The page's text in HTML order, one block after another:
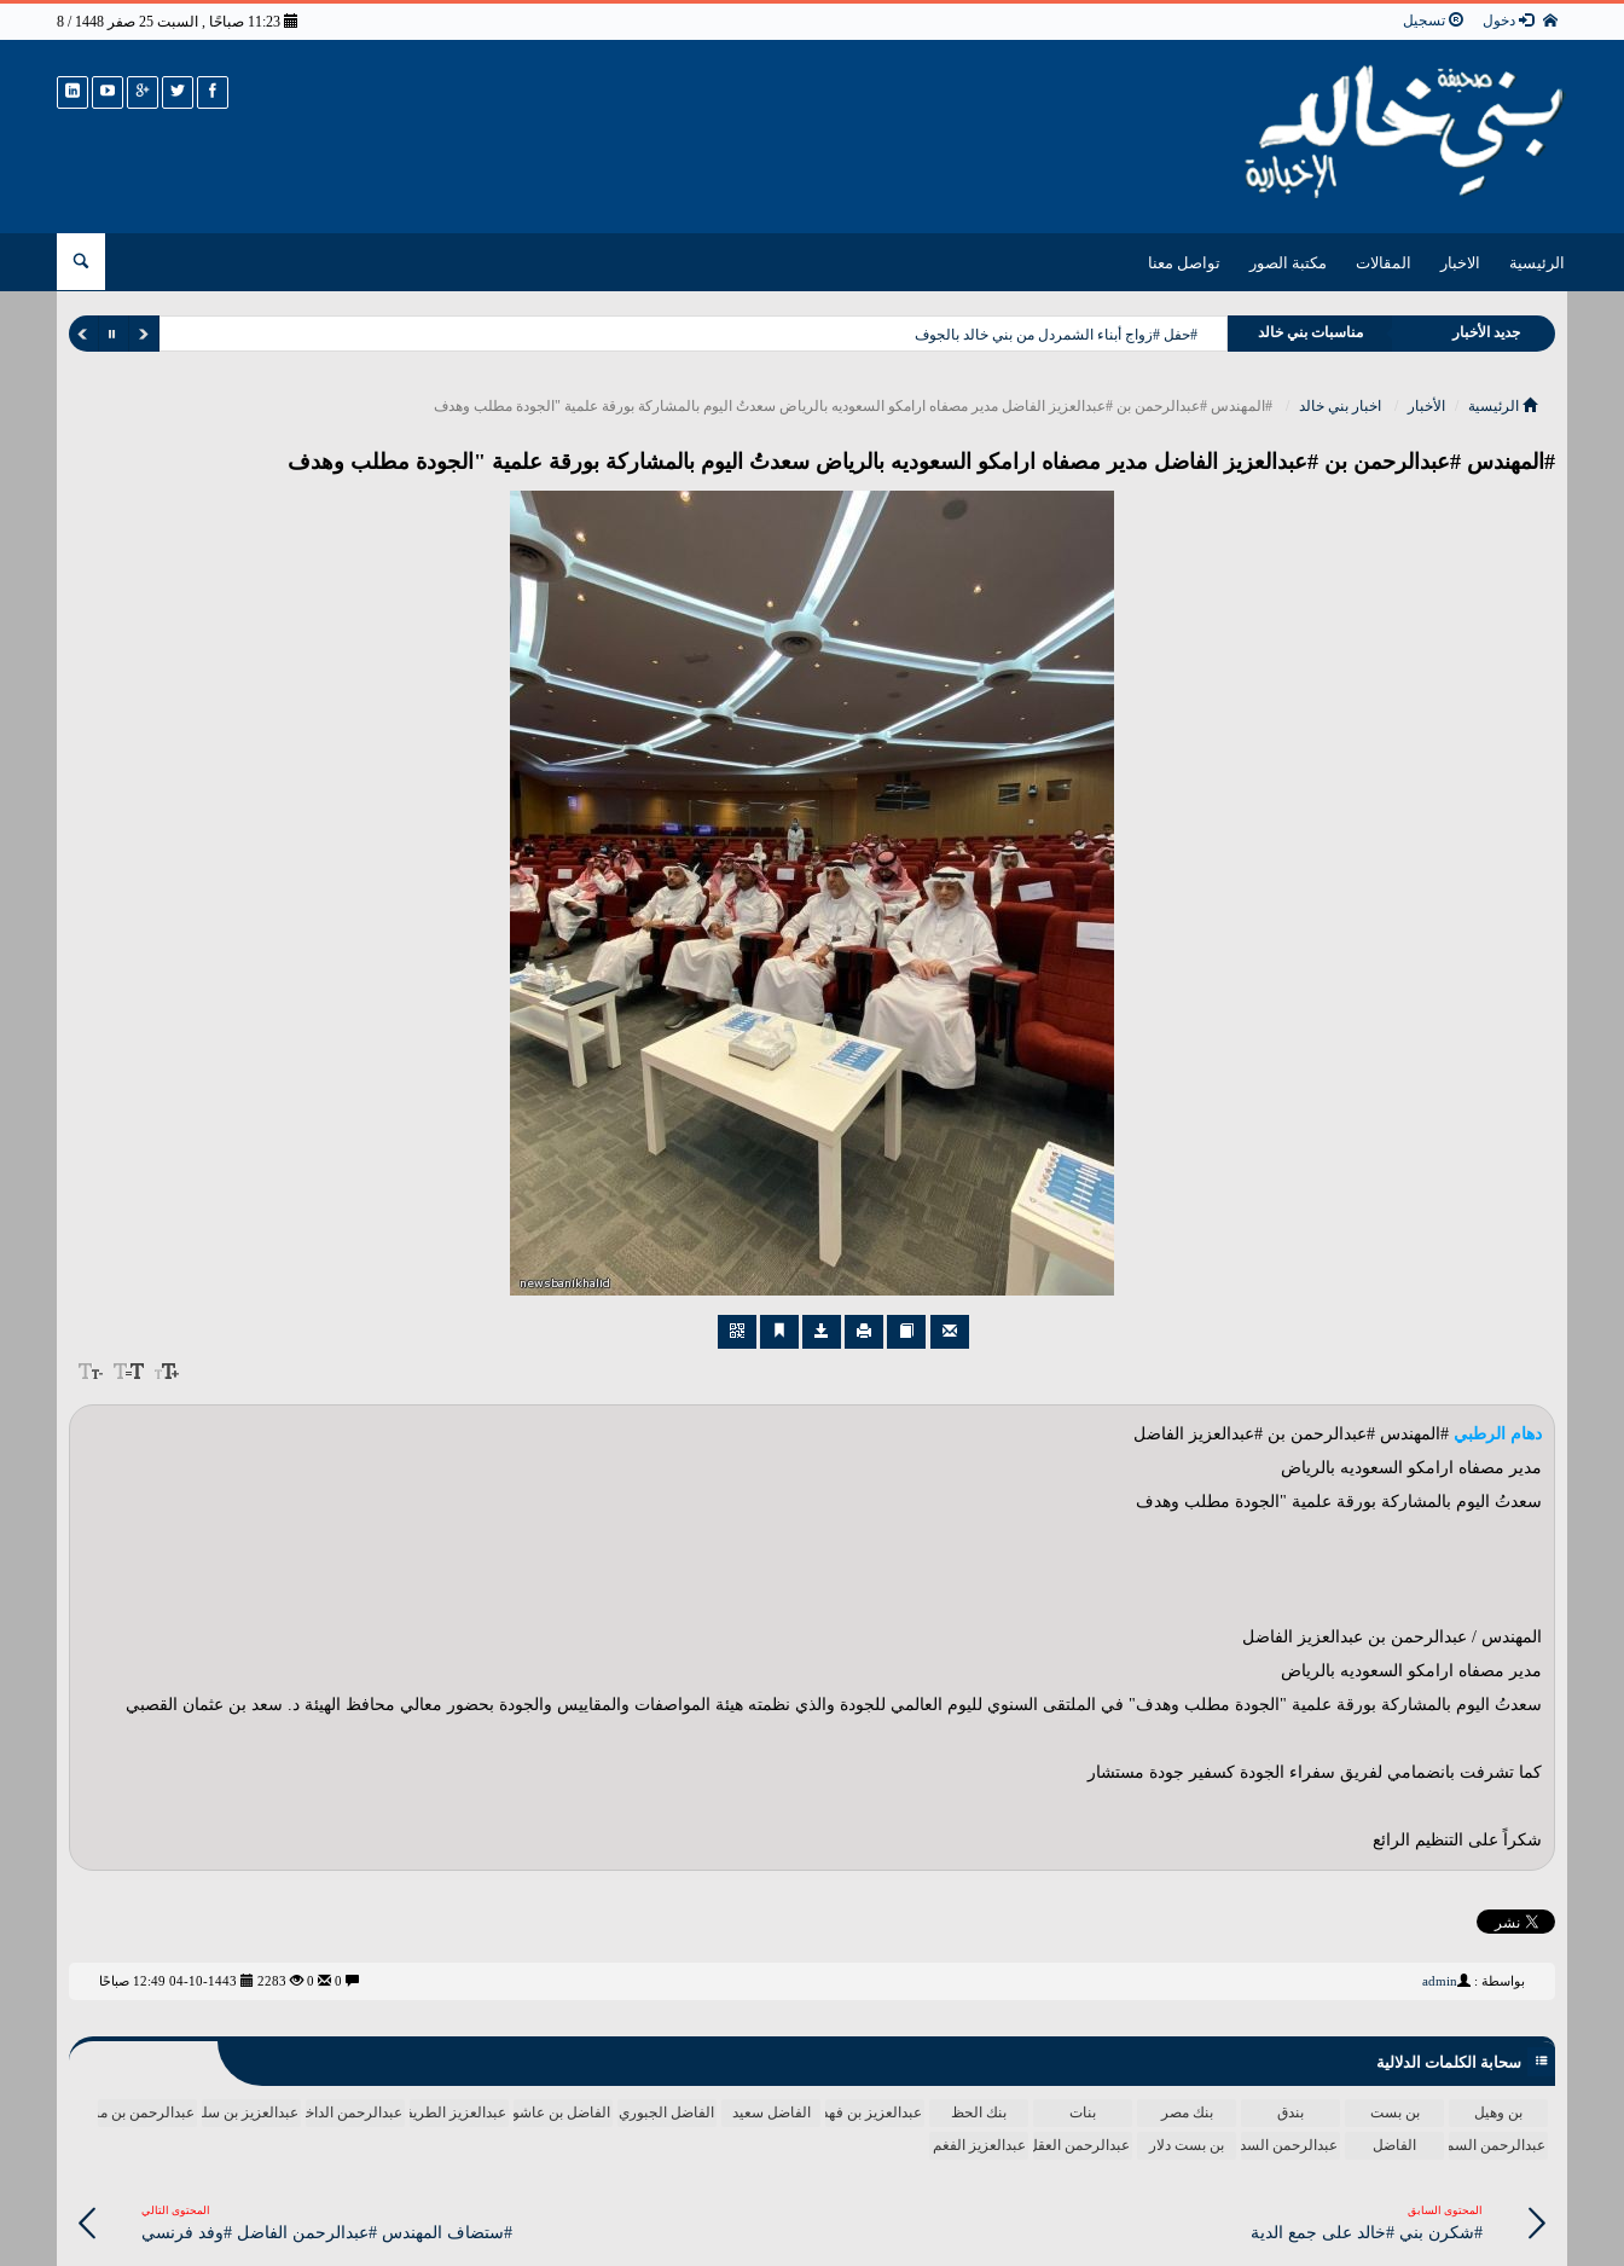
دخول تسجيل
الرئيسية الاخبار المقالات مكتبة الصور تواصل معنا
جديد الأخبار مناسبات بني خالد #حفل #زواج أبناء الشمردل من بني خالد بالجوف
الرئيسية الأخبار اخبار بني خالد #المهندس #عبدالرحمن بن #عبدالعزيز الفاضل مدير مصفاه ارامكو السعوديه بالرياض سعدتُ اليوم بالمشاركة بورقة علمية "الجودة مطلب وهدف
#المهندس #عبدالرحمن بن #عبدالعزيز الفاضل مدير مصفاه ارامكو السعوديه بالرياض سعدتُ اليوم بالمشاركة بورقة علمية "الجودة مطلب وهدف
دهام الرطبي #المهندس #عبدالرحمن بن #عبدالعزيز الفاضل
مدير مصفاه ارامكو السعوديه بالرياض
سعدتُ اليوم بالمشاركة بورقة علمية "الجودة مطلب وهدف
المهندس / عبدالرحمن بن عبدالعزيز الفاضل
مدير مصفاه ارامكو السعوديه بالرياض
سعدتُ اليوم بالمشاركة بورقة علمية "الجودة مطلب وهدف" في الملتقى السنوي لليوم العالمي للجودة والذي نظمته هيئة المواصفات والمقاييس والجودة بحضور معالي محافظ الهيئة د. سعد بن عثمان القصبي
‏كما تشرفت بانضمامي لفريق سفراء الجودة كسفير جودة مستشار
‏شكراً على التنظيم الرائع
بواسطة : admin
2283
سحابة الكلمات الدلالية
بن وهيل بن بست بندق بنك مصر بنات بنك الحظ عبدالعزيز بن فهد الفاضل سعيد الفاضل الجبوري الفاضل بن عاشور عبدالعزيز الطريفيعبدالرحمن الداخلعبدالعزيز بن سلمانعبدالرحمن بن مساعد
عبدالرحمن السميط
الفاضل عبدالرحمن السديسبن بست دلار عبدالرحمن العقل عبدالعزيز الفغم
المحتوى السابق
#شكرن بني #خالد على جمع الدية
المحتوى التالي
#ستضاف المهندس #عبدالرحمن الفاضل #وفد فرنسي